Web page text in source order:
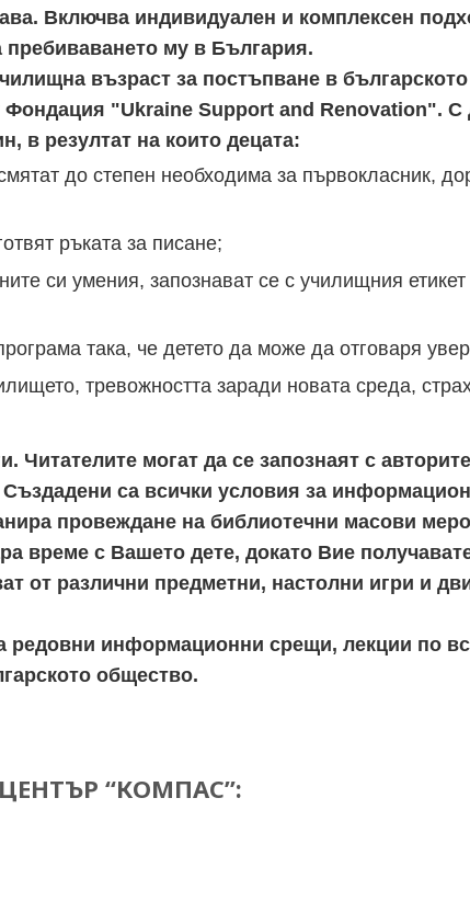
Включва индивидуален и комплексен
пребиваването му в България.
възраст за постъпване в
"Ukraine Support and Renovation". С
в резултат на които децата:
до степен необходима за първокласник,
ръката за писане;
си умения, запознават се с училищния
така, че детето да може да отговаря
тревожността заради новата среда,
Читателите могат да се запознаят с
Създадени са всички условия за
провеждане на библиотечни масови
време с Вашето дете, докато Вие
от различни предметни, настолни игри и
редовни информационни срещи, лекции по
общество.
“КОМПАС”: